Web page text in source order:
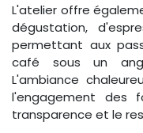
L'atelier offre
dégustation,
permettant aux
café sous un
L'ambiance
l'engagement des
transparence et le